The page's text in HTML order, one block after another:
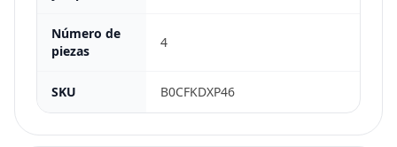
Número de
piezas
4
SKU B0CFKDXP46